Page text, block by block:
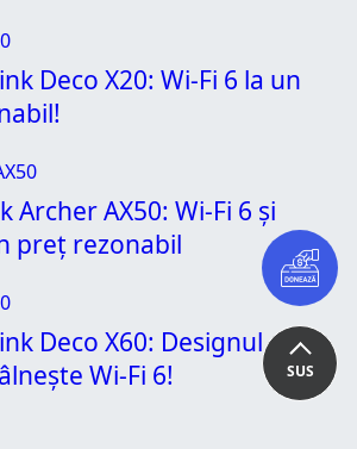
SUS
Deco X20: Wi-Fi 6 la un
Archer AX50: Wi-Fi 6 și
preț rezonabil
Deco X60: Designul
Wi-Fi 6!